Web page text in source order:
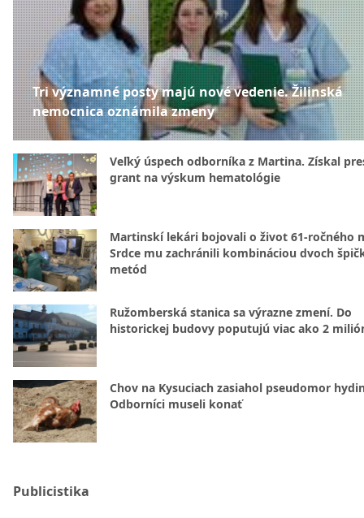
Tri významné posty majú nové vedenie. Žilinská
nemocnica oznámila zmeny
Veľký úspech odborníka z Martina. Získal
grant na výskum hematológie
Martinskí lekári bojovali o život 61-ročného
Srdce mu zachránili kombináciou dvoch
metód
Ružomberská stanica sa výrazne zmení. Do
historickej budovy poputujú viac ako 2
Chov na Kysuciach zasiahol pseudomor
Odborníci museli konať
Publicistika